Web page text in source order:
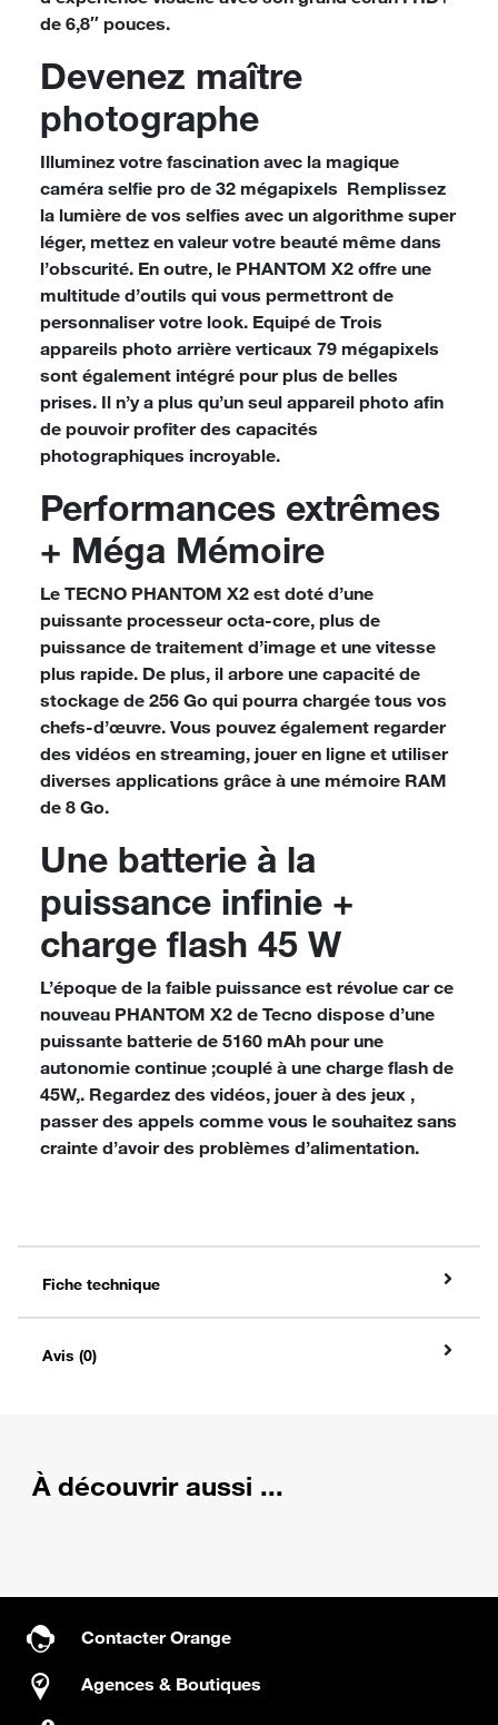
de 6,8″ pouces.
Devenez maître
photographe
Illuminez votre fascination avec la magique
caméra selfie pro de 32 mégapixels Remplissez
la lumière de vos selfies avec un algorithme super
léger, mettez en valeur votre beauté même dans
l’obscurité. En outre, le PHANTOM X2 offre une
multitude d’outils qui vous permettront de
personnaliser votre look. Equipé de Trois
appareils photo arrière verticaux 79 mégapixels
sont également intégré pour plus de belles
prises. Il n’y a plus qu’un seul appareil photo afin
de pouvoir profiter des capacités
photographiques incroyable.
Performances extrêmes
+ Méga Mémoire
Le TECNO PHANTOM X2 est doté d’une
puissante processeurocta-core, plus de
puissance de traitement d’image et une vitesse
plus rapide. De plus, il arbore une capacité de
stockage de 256 Go qui pourra chargée tous vos
chefs-d’œuvre. Vous pouvez également regarder
des vidéos en streaming, jouer en ligne et utiliser
diverses applications grâce à une mémoire RAM
de 8 Go.
Une batterie à la
puissance infinie +
charge flash 45 W
L’époque de la faible puissance est révolue car ce
nouveau PHANTOM X2 de Tecno dispose d’une
puissante batterie de 5160 mAh pour une
autonomie continue ;couplé à une charge flash de
45W,. Regardez des vidéos, jouer à des jeux ,
passer des appels comme vous le souhaitez sans
crainte d’avoir des problèmes d’alimentation.
Fiche technique
Avis (0)
À découvrir aussi ...
Contacter Orange
Agences & Boutiques